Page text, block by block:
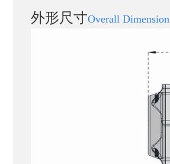
外形尺寸Overall Dimension